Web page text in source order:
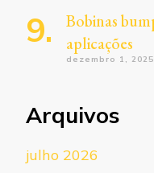
Bobinas
aplicações
dezembro 1, 2025
Arquivos
julho 2026